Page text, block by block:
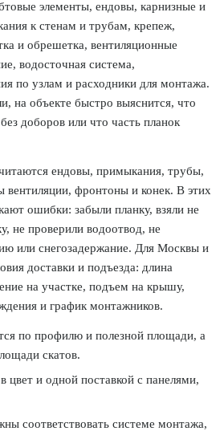
элементы, ендовы, карнизные и
к стенам и трубам, крепеж,
и обрешетка, вентиляционные
водосточная система,
по узлам и расходники для монтажа.
на объекте быстро выяснится, что
доборов или что часть планок
ендовы, примыкания, трубы,
вентиляции, фронтоны и конек. В этих
ошибки: забыли планку, взяли не
не проверили водоотвод, не
или снегозадержание. Для Москвы и
доставки и подъезда: длина
на участке, подъем на крышу,
и график монтажников.
по профилю и полезной площади, а
скатов.
цвет и одной поставкой с панелями,
соответствовать системе монтажа,